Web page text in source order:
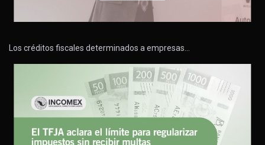
Los créditos fiscales determinados a empresas…